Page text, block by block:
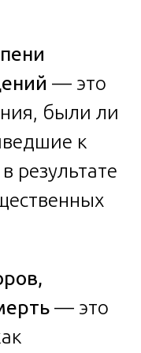
— это
были ли
к
результате
— это